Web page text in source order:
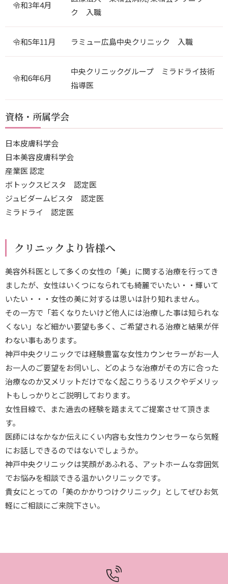
令和3年4月
ク 入職
令和5年11月 ラミュー広島中央クリニック 入職
令和6年6月
中央クリニックグループ ミラドライ技術
指導医
資格・所属学会
日本皮膚科学会
日本美容皮膚科学会
産業医 認定
ボトックスビスタ 認定医
ジュビダームビスタ 認定医
ミラドライ 認定医
クリニックより皆様へ
美容外科医として多くの女性の「美」に関する治療を行ってき
ましたが、女性はいくつになられても綺麗でいたい・・輝いて
いたい・・・女性の美に対するは思いは計り知れません。
その一方で「若くなりたいけど他人には治療した事は知られな
くない」など細かい要望も多く、ご希望される治療と結果が伴
わない事もあります。
神戸中央クリニックでは経験豊富な女性カウンセラーがお一人
お一人のご要望をお伺いし、どのような治療がその方に合った
治療なのか又メリットだけでなく起こりうるリスクやデメリッ
トもしっかりとご説明しております。
女性目線で、また過去の経験を踏まえてご提案させて頂きま
す。
医師にはなかなか伝えにくい内容も女性カウンセラーなら気軽
にお話しできるのではないでしょうか。
神戸中央クリニックは笑顔があふれる、アットホームな雰囲気
でお悩みを相談できる温かいクリニックです。
貴女にとっての「美のかかりつけクリニック」としてぜひお気
軽にご相談にご来院下さい。